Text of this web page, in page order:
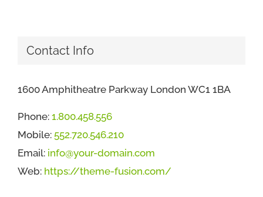
Contact Info
1600 Amphitheatre Parkway London WC1 1BA
Phone: 1.800.458.556
Mobile: 552.720.546.210
Email: info@your-domain.com
Web: https://theme-fusion.com/